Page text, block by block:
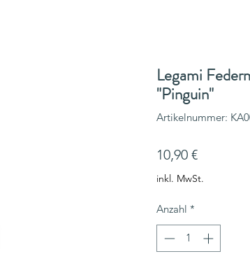
Legami
"Pinguin"
Artikelnummer:
10,90 €Preis
inkl. MwSt.
Anzahl *